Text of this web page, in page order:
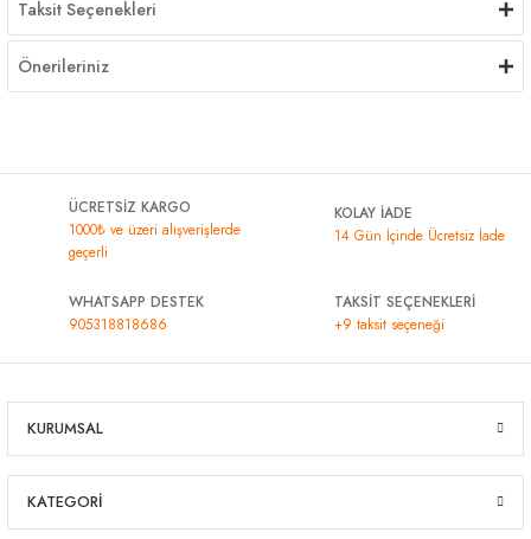
Taksit Seçenekleri
Önerileriniz
ÜCRETSİZ KARGO
1000₺ ve üzeri alışverişlerde
geçerli
KOLAY İADE
14 Gün İçinde Ücretsiz İade
WHATSAPP DESTEK
905318818686
TAKSİT SEÇENEKLERİ
+9 taksit seçeneği
KURUMSAL
KATEGORİ